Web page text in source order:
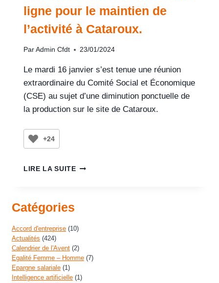
ligne pour le maintien de
l’activité à Cataroux.
Par Admin Cfdt 23/01/2024
Le mardi 16 janvier s’est tenue une réunion
extraordinaire du Comité Social et Économique
(CSE) au sujet d’une diminution ponctuelle de
la production sur le site de Cataroux.
+24
LIRE LA SUITE
Catégories
Accord d'entreprise (10)
Actualités (424)
Calendrier de l'Avent (2)
Egalité Femme – Homme (7)
Epargne salariale (1)
Intelligence artificielle (1)